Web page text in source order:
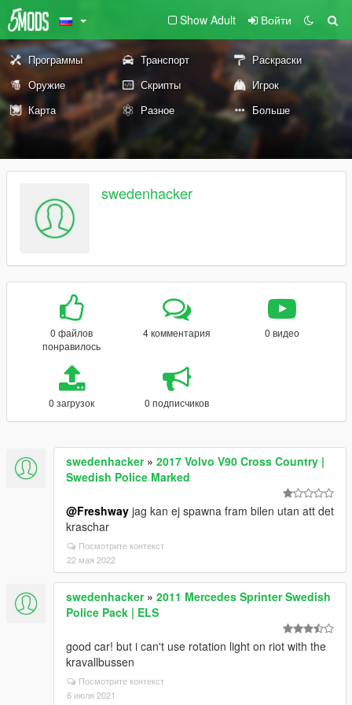
Show Adult Войти
Программы Транспорт
Раскраски
Оружие
Скрипты
Игрок
Карта
Разное Больше
swedenhacker
0 файлов
понравилось
4 комментария 0 видео
0 загрузок 0 подписчиков
swedenhacker» 2017 Volvo V90 Cross Country |
Swedish Police Marked
@Freshway jag kan ej spawna fram bilen utan att det
kraschar
Посмотрите контекст
22 мая 2022
swedenhacker» 2011 Mercedes Sprinter Swedish
Police Pack | ELS
good car! but i can't use rotation light on riot with the
kravallbussen
Посмотрите контекст
6 июля 2021